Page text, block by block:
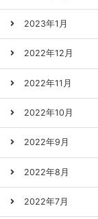
2023年1月
2022年12月
2022年11月
2022年10月
2022年9月
2022年8月
2022年7月